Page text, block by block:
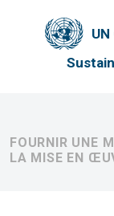
FOURNIR UNE
LA MISE EN